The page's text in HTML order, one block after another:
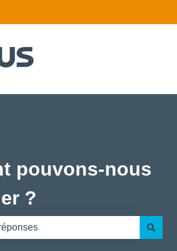
le sous-menu pour les traductions
pouvons-nous
?